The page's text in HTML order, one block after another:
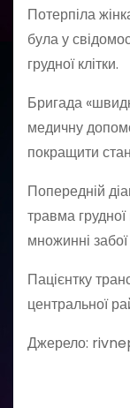
Потерпіла
була у
грудної клітки.
Бригада
медичну
покращити
Попередній
травма
множинні забої
Пацієнтку
центральної
Джерело: